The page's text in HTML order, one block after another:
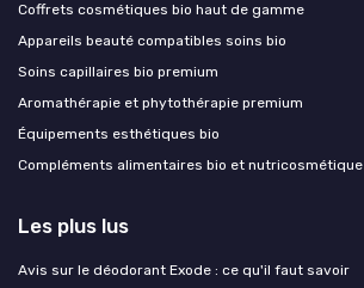
Coffrets cosmétiques bio haut de gamme
Appareils beauté compatibles soins bio
Soins capillaires bio premium
Aromathérapie et phytothérapie premium
Équipements esthétiques bio
Compléments alimentaires bio et nutricosmétique
Les plus lus
Avis sur le déodorant Exode : ce qu'il faut savoir